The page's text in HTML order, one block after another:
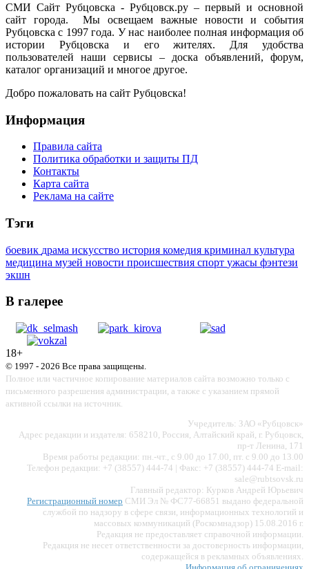
СМИ Сайт Рубцовска - Рубцовск.ру – первый и основной
сайт города. Мы освещаем важные новости и события
Рубцовска с 1997 года. У нас наиболее полная информация об
истории Рубцовска и его жителях. Для удобства
пользователей наши сервисы – доска объявлений, форум,
каталог организаций и многое другое.
Добро пожаловать на сайт Рубцовска!
Информация
Правила сайта
Политика обработки и защиты ПД
Контакты
Карта сайта
Реклама на сайте
Тэги
боевик драма искусство история комедия криминал культура
медицина музей новости происшествия спорт ужасы фэнтези
экшн
В галерее
18+
© 1997 - 2026 Все права защищены.
Полное или частичное копирование материалов сайта возможно только с
письменного разрешения администрации, а также с указанием прямой
активной ссылки на источник.
Учредитель: ЗАО «Рубцовск»
Адрес редакции и издателя: 658210, Россия, Алтайский край, г. Рубцовск,
пр-т Ленина, 171
Время работы редакции: пн.-чт., с 9.00 до 17.00, пт. с 9.00 до 13.00
Телефон редакции: +7 (38557) 444-74 | Факс: +7 (38557) 444-74 E-mail:
sale@rubtsovsk.ru
Главный редактор: Курков Андрей Юрьевич
Регистрационный номер СМИ Эл № ФС77-66851 выдано федеральной
службой по надзору в сфере связи, информационных технологий и
массовых коммуникаций (Роскомнадзор) 15.08.2016 г.
Редакция не предоставляет справочной информации.
Редакция не несет ответственности за достоверность информации,
содержащейся в рекламных объявлениях.